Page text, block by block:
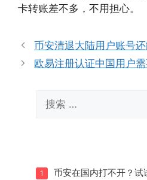
卡转账差不多，不用担心。
币安清退大陆用户账号
欧易注册认证中国用户
索：
1
币安在国内打不开？试